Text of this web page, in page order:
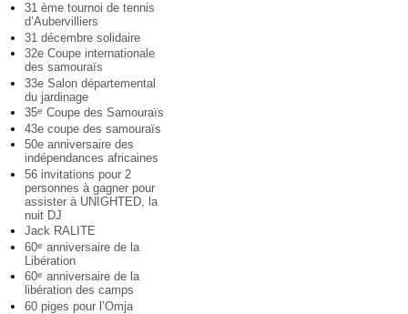
31 ème tournoi de tennis
d’Aubervilliers
31 décembre solidaire
32e Coupe internationale
des samouraïs
33e Salon départemental
du jardinage
35e Coupe des Samouraïs
43e coupe des samouraïs
50e anniversaire des
indépendances africaines
56 invitations pour 2
personnes à gagner pour
assister à UNIGHTED, la
nuit DJ
Jack RALITE
60e anniversaire de la
Libération
60e anniversaire de la
libération des camps
60 piges pour l’Omja